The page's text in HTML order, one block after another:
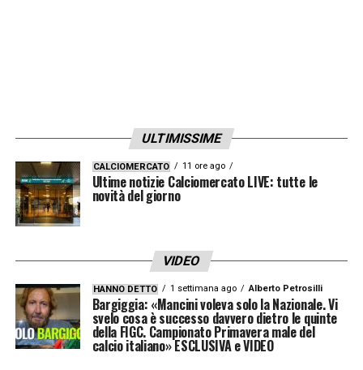
— tra cui un gruppo svizzero già
sondato ai tempi di Manfredi, non hanno trovato
terreno fertile per proseguire il dialogo.
Proprietà attuale— Tey e Walker continuano a
mantenere il controllo, respingendo ogni proposta
Verso un’estate decisiva
Il tempo, però, stringe. La scadenza del 30
giugno si avvicina e con essa la necessità di
definire un percorso chiaro per il futuro del
ULTIMISSIME
CALCIOMERCATO 11 ore ago
Ultime notizie Calciomercato LIVE: tutte le
novità del giorno
VIDEO
HANNO DETTO 1 settimana ago Alberto Petrosilli
Bargiggia: «Mancini voleva solo la Nazionale. Vi
svelo cosa è successo davvero dietro le quinte
della FIGC. Campionato Primavera male del
calcio italiano» ESCLUSIVA e VIDEO